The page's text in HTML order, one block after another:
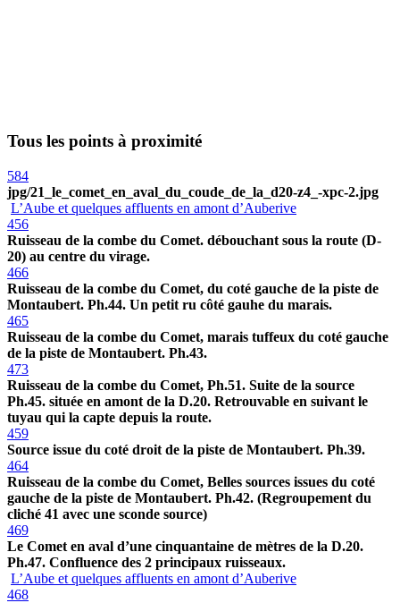
Tous les points à proximité
584
jpg/21_le_comet_en_aval_du_coude_de_la_d20-z4_-xpc-2.jpg
L’Aube et quelques affluents en amont d’Auberive
456
Ruisseau de la combe du Comet. débouchant sous la route (D-
20) au centre du virage.
466
Ruisseau de la combe du Comet, du coté gauche de la piste de
Montaubert. Ph.44. Un petit ru côté gauhe du marais.
465
Ruisseau de la combe du Comet, marais tuffeux du coté gauche
de la piste de Montaubert. Ph.43.
473
Ruisseau de la combe du Comet, Ph.51. Suite de la source
Ph.45. située en amont de la D.20. Retrouvable en suivant le
tuyau qui la capte depuis la route.
459
Source issue du coté droit de la piste de Montaubert. Ph.39.
464
Ruisseau de la combe du Comet, Belles sources issues du coté
gauche de la piste de Montaubert. Ph.42. (Regroupement du
cliché 41 avec une sconde source)
469
Le Comet en aval d’une cinquantaine de mètres de la D.20.
Ph.47. Confluence des 2 principaux ruisseaux.
L’Aube et quelques affluents en amont d’Auberive
468